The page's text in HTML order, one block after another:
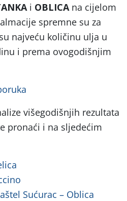
i OBLICA na cijelom
spremne su za
najveću količinu ulja u
i prema ovogodišnjim
višegodišnjih rezultata
pronaći i na sljedećim
Sućurac – Oblica